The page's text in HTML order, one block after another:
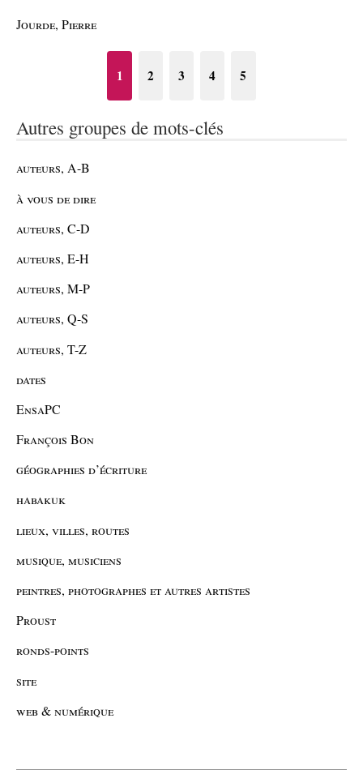
Jourde, Pierre
1 2 3 4 5
Autres groupes de mots-clés
auteurs, A-B
à vous de dire
auteurs, C-D
auteurs, E-H
auteurs, M-P
auteurs, Q-S
auteurs, T-Z
dates
EnsaPC
François Bon
géographies d’écriture
habakuk
lieux, villes, routes
musique, musiciens
peintres, photographes et autres artistes
Proust
ronds-points
site
web & numérique